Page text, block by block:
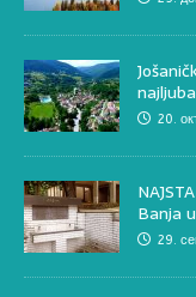
20.
Banja
29.